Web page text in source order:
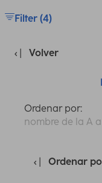
Filter (4)
Volver
Ordenar por:
nombre de la A
Ordenar